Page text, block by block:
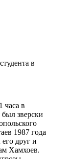
в
часа в
зверски
1987 года
друг и
Хамхоев.